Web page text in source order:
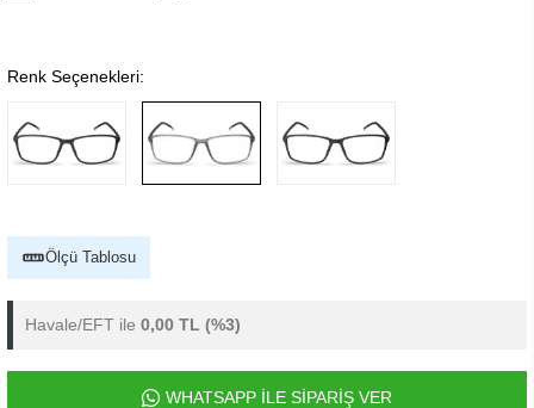
Renk Seçenekleri:
Ölçü Tablosu
Havale/EFT ile 0,00 TL (%3)
WHATSAPP İLE SİPARİŞ VER